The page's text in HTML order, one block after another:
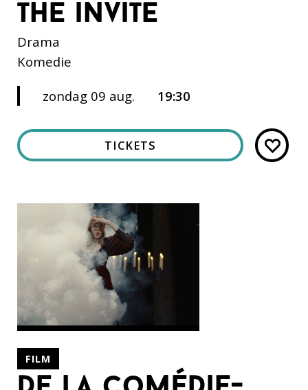
the invite
Drama
Komedie
zondag 09 aug. 19:30
TICKETS
FILM